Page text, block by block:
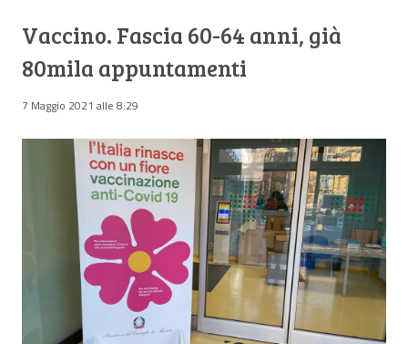
Vaccino. Fascia 60-64 anni, già
80mila appuntamenti
7 Maggio 2021 alle 8:29